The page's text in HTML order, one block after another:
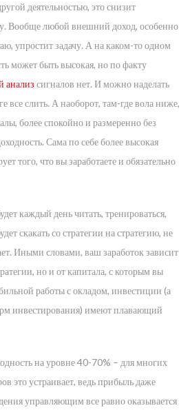
деятельностью, это снизит
Вообще любой внешний доход, особенно
упростит задачу. А на каком-то одном
может быть высокая, но по факту
анализ сигналов нет. И можно наделать
все слить. А наоборот, там-где вола ниже,
более спокойно и размеренно без
Сама по себе более высокая
того, что вы заработаете и обязательно
каждый день читать, тренироваться,
скакать со стратегии на стратегию, не
Иными словами, ваш заработок зависит
но и от капитала, с которым вы
работы с окладом, инвестиции (а
инвестирования) имеют плавающий
на уровне 40-70% – для многих
это устраивает, ведь прибыль даже
управляющим все равно оказывается